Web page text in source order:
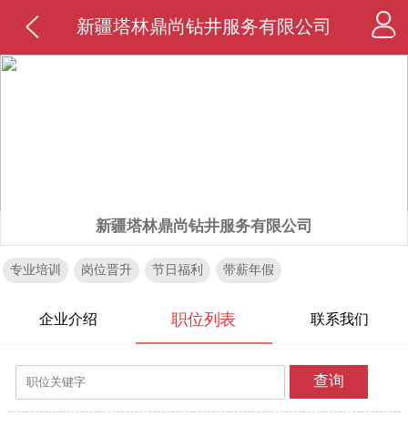
新疆塔林鼎尚钻井服务有限公司
新疆塔林鼎尚钻井服务有限公司
专业培训 岗位晋升 节日福利 带薪年假
企业介绍 职位列表 联系我们
查询